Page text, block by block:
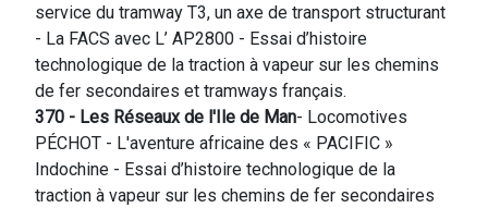
service du tramway T3, un axe de transport structurant
- La FACS avec L’ AP2800 - Essai d’histoire
technologique de la traction à vapeur sur les chemins
de fer secondaires et tramways français.
370 - Les Réseaux de l'Ile de Man- Locomotives
PÉCHOT - L'aventure africaine des « PACIFIC »
Indochine - Essai d’histoire technologique de la
traction à vapeur sur les chemins de fer secondaires